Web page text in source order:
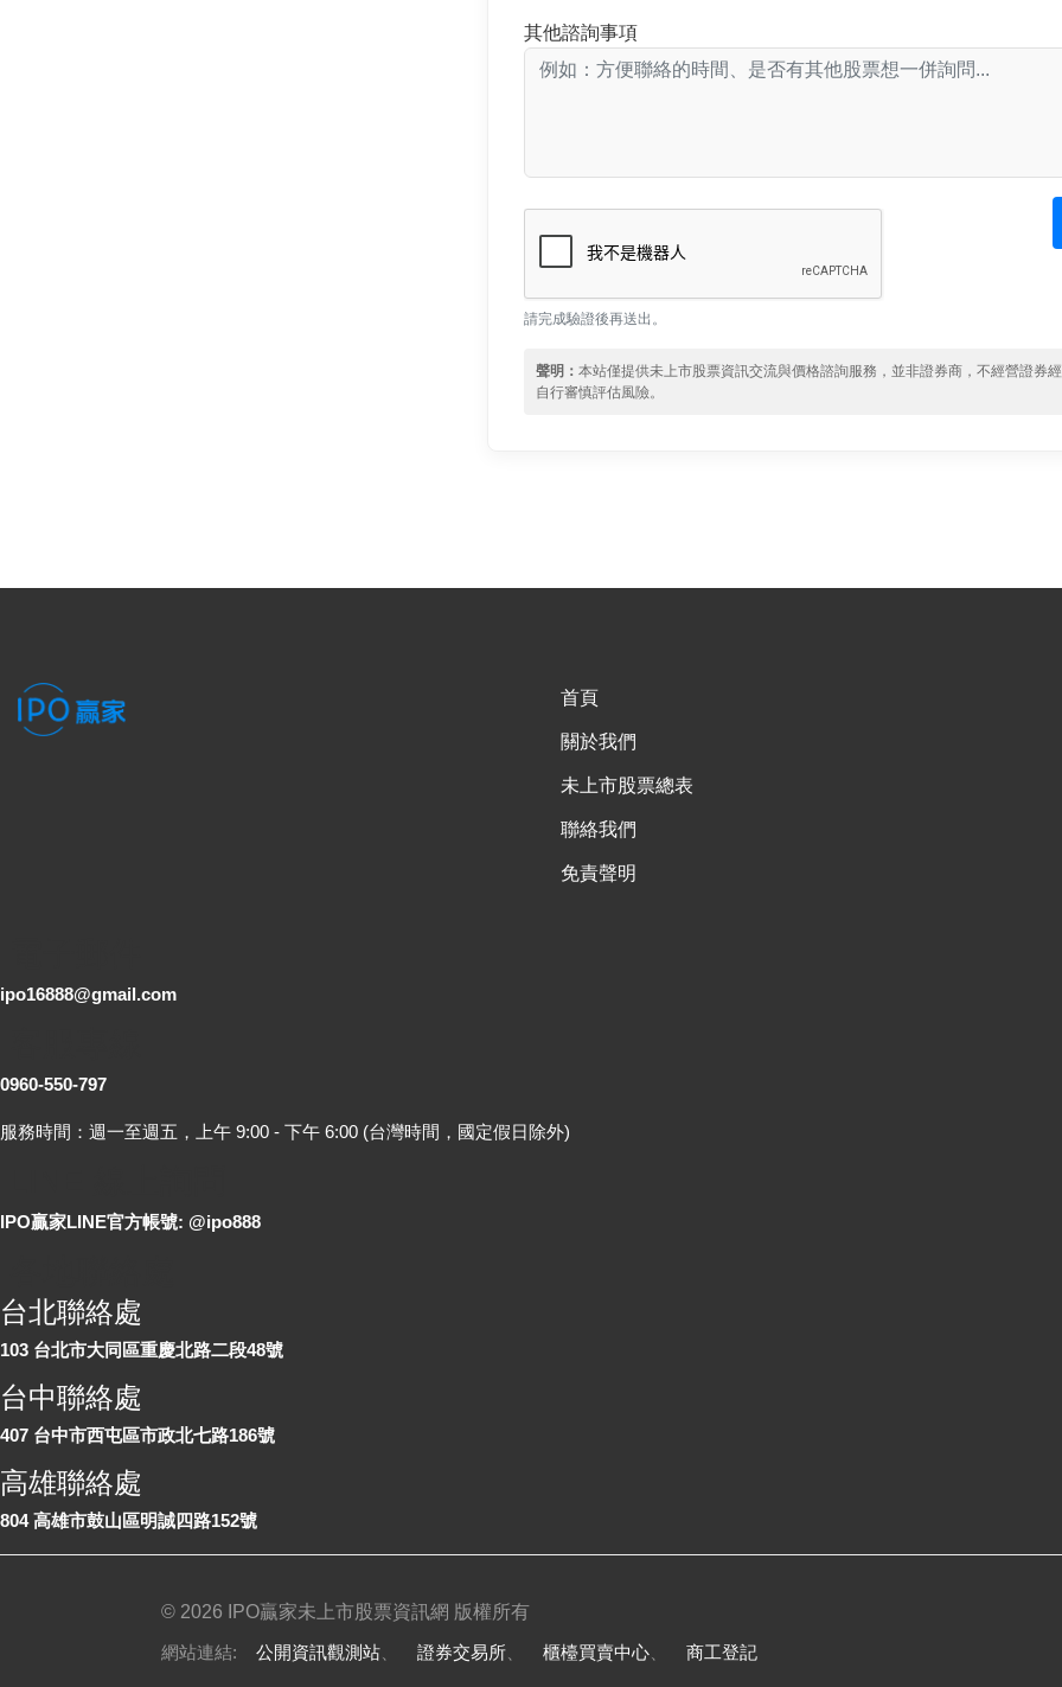
其他諮詢事項
請完成驗證後再送出。
聲明：本站僅提供未上市股票資訊交流與價格諮詢服務，並非證券商，不經營證券
自行審慎評估風險。
首頁
關於我們
未上市股票總表
聯絡我們
免責聲明
ipo16888@gmail.com
0960-550-797
服務時間：週一至週五，上午 9:00 - 下午 6:00 (台灣時間，國定假日除外)
IPO贏家LINE官方帳號: @ipo888
台北聯絡處
103 台北市大同區重慶北路二段48號
台中聯絡處
407 台中市西屯區市政北七路186號
高雄聯絡處
804 高雄市鼓山區明誠四路152號
© 2026 IPO贏家未上市股票資訊網 版權所有
網站連結: 公開資訊觀測站、 證券交易所、 櫃檯買賣中心、 商工登記